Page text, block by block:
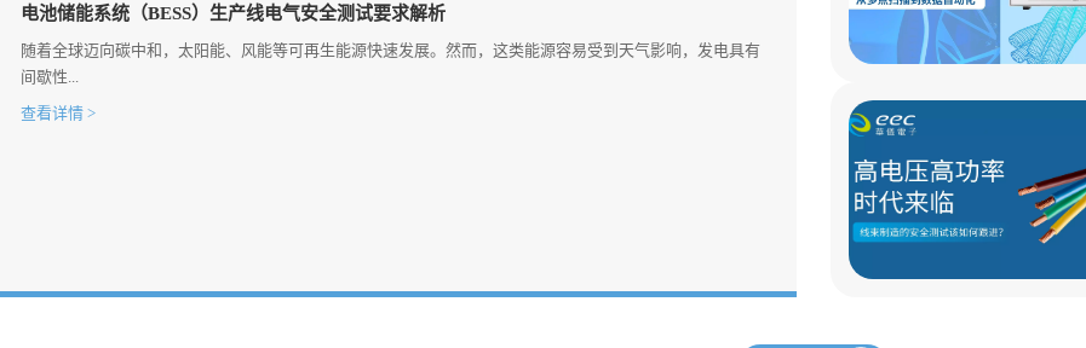
电池储能系统（BESS）生产线电气安全测试要求解析
随着全球迈向碳中和，太阳能、风能等可再生能源快速发展。然而，这类能源容易受到天气影响，发电具有
间歇性...
查看详情 >